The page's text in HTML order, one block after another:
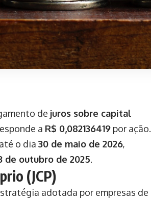
de juros sobre capital
a R$ 0,082136419 por ação.
o dia 30 de maio de 2026,
de outubro de 2025.
(JCP)
adotada por empresas de